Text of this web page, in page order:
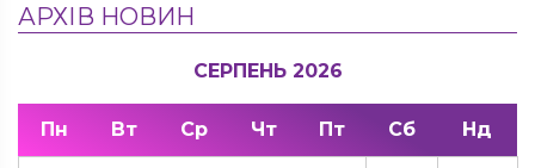
АРХІВ НОВИН
СЕРПЕНЬ 2026
Пн Вт Ср Чт Пт Сб Нд